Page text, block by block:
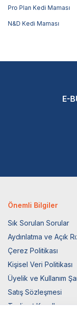
Pro Plan Kedi Maması
N&D Kedi Maması
E-
Önemli Bilgiler
Sık Sorulan Sorular
Aydınlatma ve Açık
Çerez Politikası
Kişisel Veri Politikası
Üyelik ve Kullanım
Satış Sözleşmesi
Teslimat Koşulları